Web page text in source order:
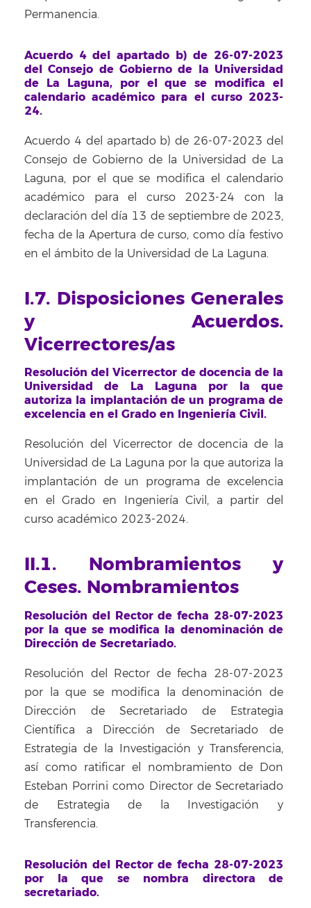
Permanencia.
Acuerdo 4 del apartado b) de 26-07-2023
del Consejo de Gobierno de la Universidad
de La Laguna, por el que se modifica el
calendario académico para el curso 2023-
24.
Acuerdo 4 del apartado b) de 26-07-2023 del
Consejo de Gobierno de la Universidad de La
Laguna, por el que se modifica el calendario
académico para el curso 2023-24 con la
declaración del día 13 de septiembre de 2023,
fecha de la Apertura de curso, como día festivo
en el ámbito de la Universidad de La Laguna.
I.7. Disposiciones Generales
y Acuerdos.
Vicerrectores/as
Resolución del Vicerrector de docencia de la
Universidad de La Laguna por la que
autoriza la implantación de un programa de
excelencia en el Grado en Ingeniería Civil.
Resolución del Vicerrector de docencia de la
Universidad de La Laguna por la que autoriza la
implantación de un programa de excelencia
en el Grado en Ingeniería Civil, a partir del
curso académico 2023-2024.
II.1. Nombramientos y
Ceses. Nombramientos
Resolución del Rector de fecha 28-07-2023
por la que se modifica la denominación de
Dirección de Secretariado.
Resolución del Rector de fecha 28-07-2023
por la que se modifica la denominación de
Dirección de Secretariado de Estrategia
Científica a Dirección de Secretariado de
Estrategia de la Investigación y Transferencia,
así como ratificar el nombramiento de Don
Esteban Porrini como Director de Secretariado
de Estrategia de la Investigación y
Transferencia.
Resolución del Rector de fecha 28-07-2023
por la que se nombra directora de
secretariado.